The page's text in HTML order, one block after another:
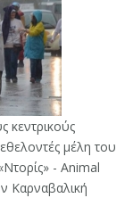
κεντρικούς
μέλη του
- Animal
Καρναβαλική